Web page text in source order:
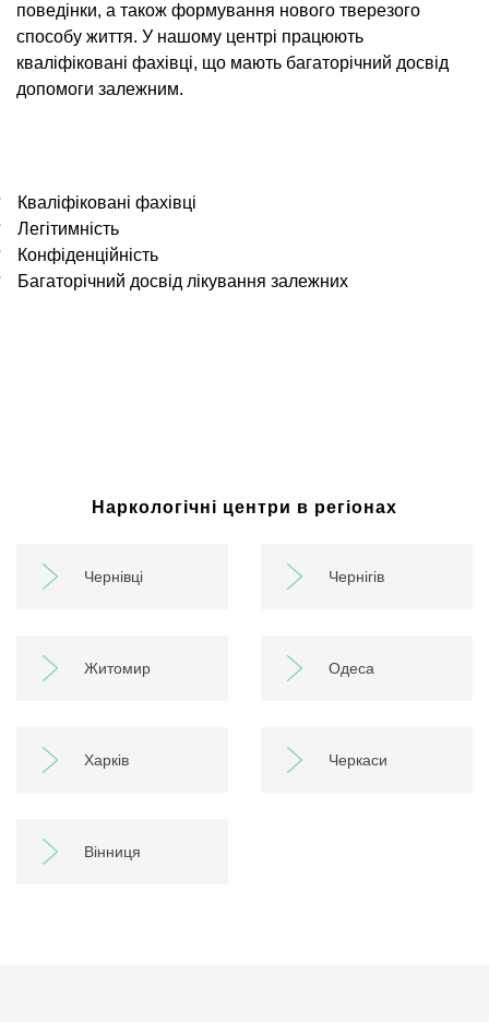
поведінки, а також формування нового тверезого
способу життя. У нашому центрі працюють
кваліфіковані фахівці, що мають багаторічний досвід
допомоги залежним.
Кваліфіковані фахівці
Легітимність
Конфіденційність
Багаторічний досвід лікування залежних
Наркологічні центри в регіонах
Чернівці Чернігів
Житомир Одеса
Харків Черкаси
Вінниця